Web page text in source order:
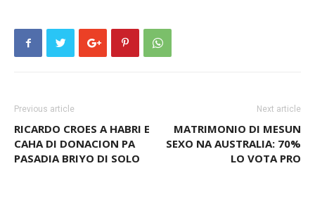
Previous article
RICARDO CROES A HABRI E
CAHA DI DONACION PA
PASADIA BRIYO DI SOLO
Next article
MATRIMONIO DI MESUN
SEXO NA AUSTRALIA: 70%
LO VOTA PRO